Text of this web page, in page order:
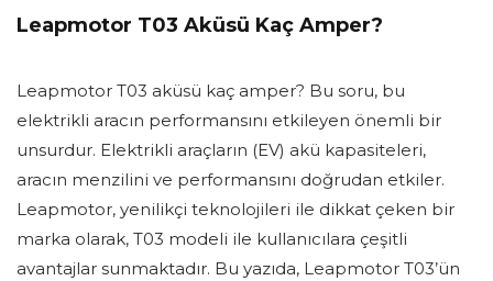
Leapmotor T03 Aküsü Kaç Amper?
Leapmotor T03 aküsü kaç amper? Bu soru, bu
elektrikli aracın performansını etkileyen önemli bir
unsurdur. Elektrikli araçların (EV) akü kapasiteleri,
aracın menzilini ve performansını doğrudan etkiler.
Leapmotor, yenilikçi teknolojileri ile dikkat çeken bir
marka olarak, T03 modeli ile kullanıcılara çeşitli
avantajlar sunmaktadır. Bu yazıda, Leapmotor T03’ün